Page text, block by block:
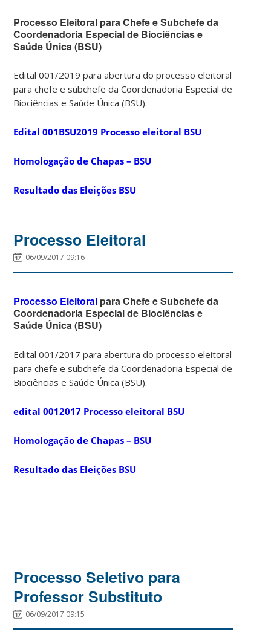
Processo Eleitoral para Chefe e Subchefe da
Coordenadoria Especial de Biociências e
Saúde Única (BSU)
Edital 001/2019 para abertura do processo eleitoral
para chefe e subchefe da Coordenadoria Especial de
Biociências e Saúde Única (BSU).
Edital 001BSU2019 Processo eleitoral BSU
Homologação de Chapas – BSU
Resultado das Eleições BSU
Processo Eleitoral
06/09/2017 09:16
Processo Eleitoral para Chefe e Subchefe da
Coordenadoria Especial de Biociências e
Saúde Única (BSU)
Edital 001/2017 para abertura do processo eleitoral
para chefe e subchefe da Coordenadoria Especial de
Biociências e Saúde Única (BSU).
edital 0012017 Processo eleitoral BSU
Homologação de Chapas – BSU
Resultado das Eleições BSU
Processo Seletivo para
Professor Substituto
06/09/2017 09:15